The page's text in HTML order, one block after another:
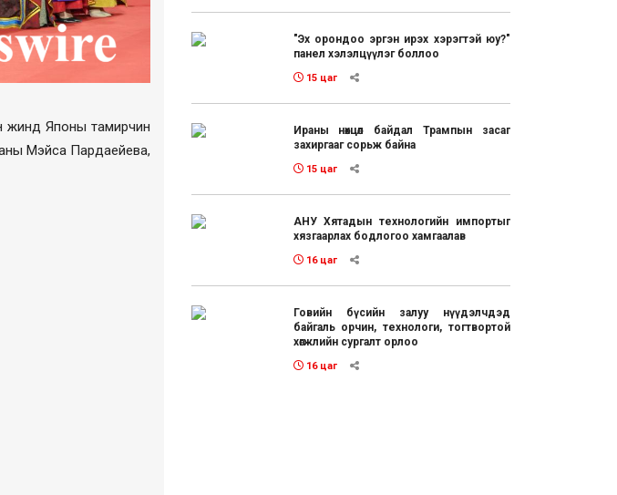
жинд Японы тамирчин
Мэйса Пардаейева,
"Эх орондоо эргэн ирэх хэрэгтэй юу?"
панел хэлэлцүүлэг боллоо
15 цаг
Ираны нөхцөл байдал Трампын засаг
захиргааг сорьж байна
15 цаг
АНУ Хятадын технологийн импортыг
хязгаарлах бодлогоо хамгаалав
16 цаг
Говийн бүсийн залуу нүүдэлчдэд
байгаль орчин, технологи, тогтвортой
хөгжлийн сургалт орлоо
16 цаг